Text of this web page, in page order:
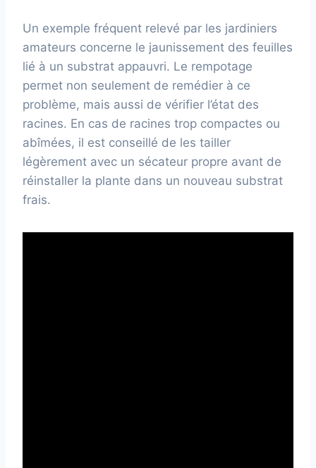
Un exemple fréquent relevé par les jardiniers
amateurs concerne le jaunissement des feuilles
lié à un substrat appauvri. Le rempotage
permet non seulement de remédier à ce
problème, mais aussi de vérifier l’état des
racines. En cas de racines trop compactes ou
abîmées, il est conseillé de les tailler
légèrement avec un sécateur propre avant de
réinstaller la plante dans un nouveau substrat
frais.